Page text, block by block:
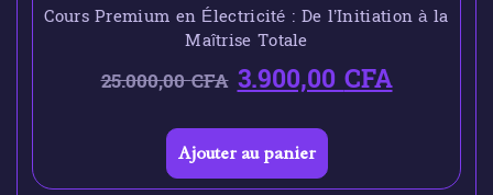
Cours Premium en Électricité : De l’Initiation à la
Maîtrise Totale
25.000,00CFA 3.900,00CFA
Ajouter au panier